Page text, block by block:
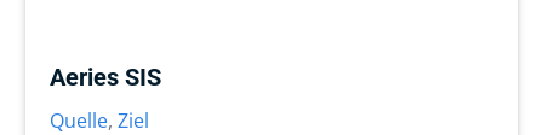
Aeries SIS
Quelle, Ziel